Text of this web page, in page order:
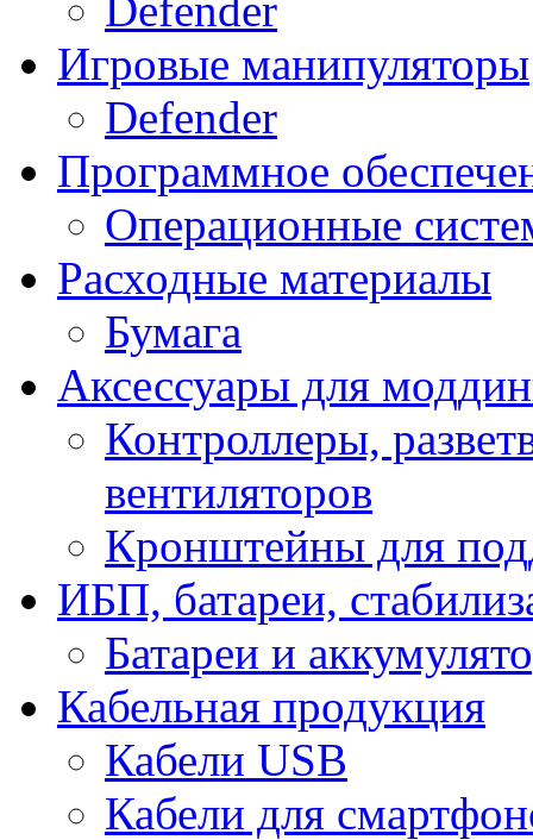
Defender
Игровые манипуляторы
Defender
Программное
Операционные
Расходные материалы
Бумага
Аксессуары для
Контроллеры,
вентиляторов
Кронштейны для
ИБП, батареи,
Батареи и
Кабельная продукция
Кабели USB
Кабели для